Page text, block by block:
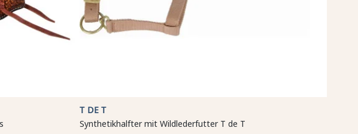
T DE T
Synthetikhalfter mit Wildlederfutter T de T